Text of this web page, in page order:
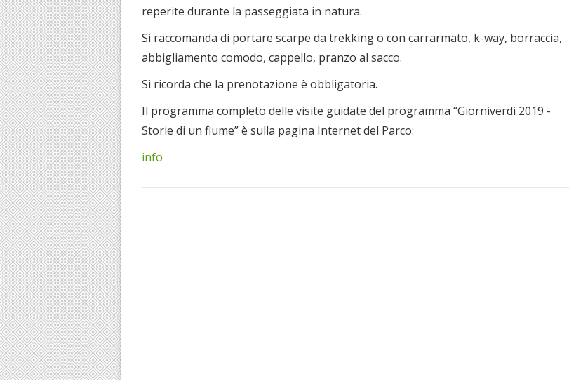
reperite durante la passeggiata in natura.
Si raccomanda di portare scarpe da trekking o con carrarmato, k-way, borraccia,
abbigliamento comodo, cappello, pranzo al sacco.
Si ricorda che la prenotazione è obbligatoria.
Il programma completo delle visite guidate del programma “Giorniverdi 2019 -
Storie di un fiume” è sulla pagina Internet del Parco:
info